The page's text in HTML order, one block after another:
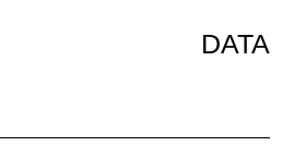
DATA